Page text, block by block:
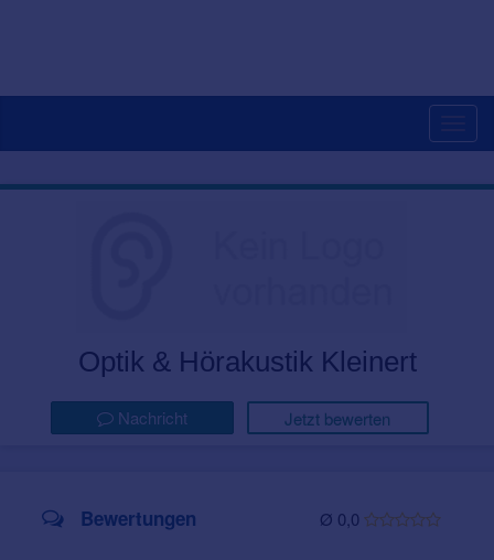
Optik & Hörakustik Kleinert
Nachricht Jetzt bewerten
Ø 0,0
Bewertungen